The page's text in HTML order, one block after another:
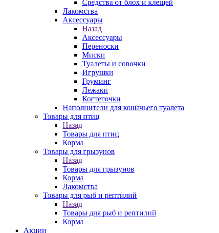
Средства от блох и клещей
Лакомства
Аксессуары
Назад
Аксессуары
Переноски
Миски
Туалеты и совочки
Игрушки
Груминг
Лежаки
Когтеточки
Наполнители для кошачьего туалета
Товары для птиц
Назад
Товары для птиц
Корма
Товары для грызунов
Назад
Товары для грызунов
Корма
Лакомства
Товары для рыб и рептилий
Назад
Товары для рыб и рептилий
Корма
Акции